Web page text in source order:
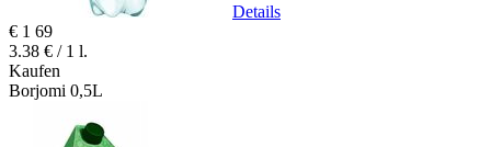
Details
€ 1 69
3.38 € / 1 l.
Kaufen
Borjomi 0,5L